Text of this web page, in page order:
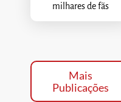
milhares de fãs
Mais
Publicações